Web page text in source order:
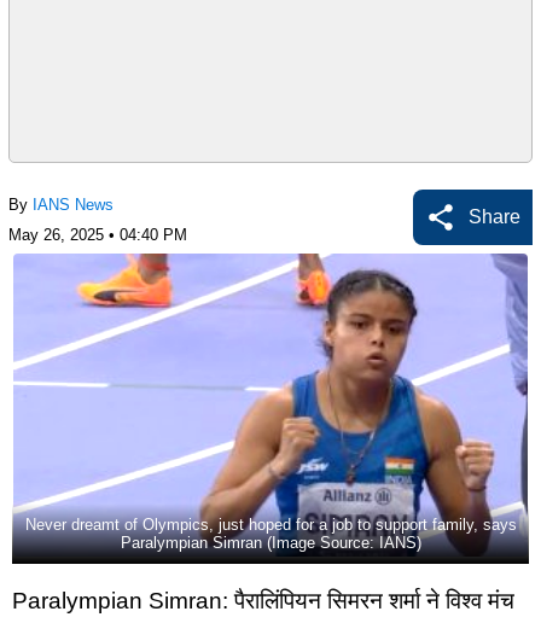
By IANS News
May 26, 2025 • 04:40 PM
Share
Never dreamt of Olympics, just hoped for a job to support family, says
Paralympian Simran (Image Source: IANS)
Paralympian Simran: पैरालिंपियन सिमरन शर्मा ने विश्व मंच